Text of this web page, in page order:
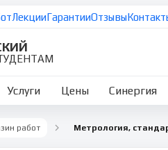
ЛекцииГарантииОтзывы
Услуги Цены Синергия
работ